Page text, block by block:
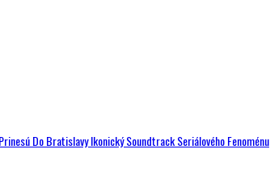
Do Bratislavy Ikonický Soundtrack Seriálového Fenoménu